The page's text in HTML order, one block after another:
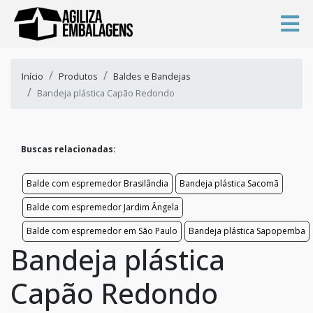
Início Produtos
Baldes e Bandejas
Bandeja plástica Capão Redondo
Buscas relacionadas:
Balde com espremedor Brasilândia
Bandeja plástica Sacomã
Balde com espremedor Jardim Ângela
Balde com espremedor em São Paulo
Bandeja plástica Sapopemba
Bandeja plástica
Capão Redondo